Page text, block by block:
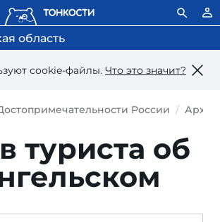
сookie-файлы. Что это значит?
область
России
туриста об